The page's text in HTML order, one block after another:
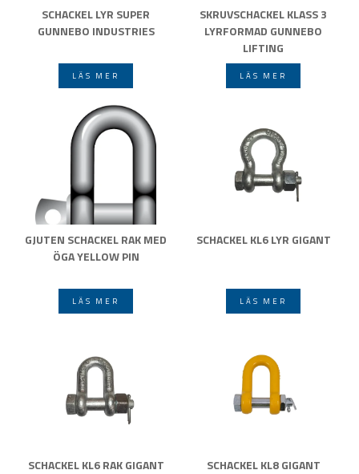
SCHACKEL LYR SUPER
GUNNEBO INDUSTRIES
LÄS MER
SKRUVSCHACKEL KLASS 3
LYRFORMAD GUNNEBO
LIFTING
LÄS MER
GJUTEN SCHACKEL RAK MED
ÖGA YELLOW PIN
LÄS MER
SCHACKEL KL6 LYR GIGANT
LÄS MER
SCHACKEL KL6 RAK GIGANT SCHACKEL KL8 GIGANT